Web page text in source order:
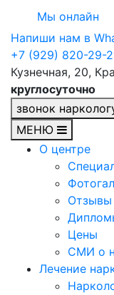
Мы онлайн
Напиши нам в
+7 (929) 820-29-
Кузнечная, 20,
круглосуточно
звонок
МЕНЮ
О центре
Отзывы
Цены
СМИ о
Лечение